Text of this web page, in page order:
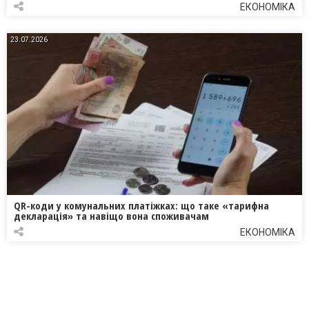
ЕКОНОМІКА
23.07.2026
QR-коди у комунальних платіжках: що таке «тарифна
декларація» та навіщо вона споживачам
ЕКОНОМІКА